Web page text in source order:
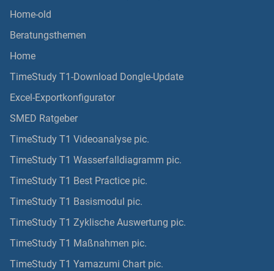
Home-old
Beratungsthemen
Home
TimeStudy T1-Download Dongle-Update
Excel-Exportkonfigurator
SMED Ratgeber
TimeStudy T1 Videoanalyse pic.
TimeStudy T1 Wasserfalldiagramm pic.
TimeStudy T1 Best Practice pic.
TimeStudy T1 Basismodul pic.
TimeStudy T1 Zyklische Auswertung pic.
TimeStudy T1 Maßnahmen pic.
TimeStudy T1 Yamazumi Chart pic.